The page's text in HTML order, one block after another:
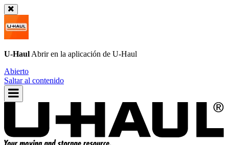
U-Haul Abrir en la aplicación de U-Haul
Abierto
Saltar al contenido